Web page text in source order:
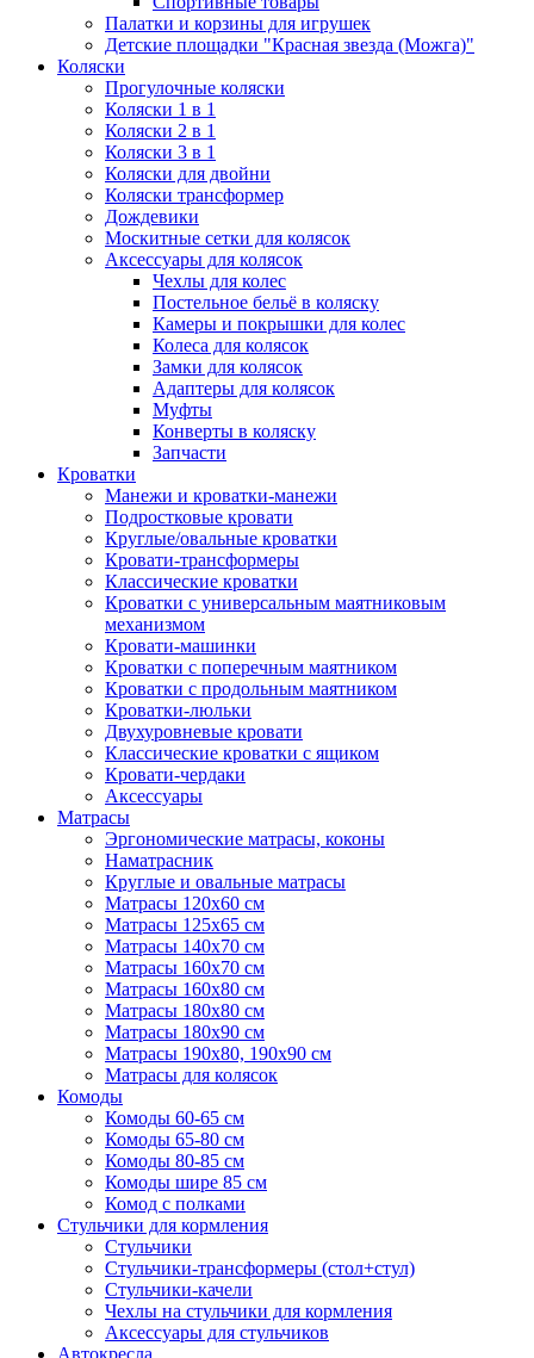
Палатки и корзины для игрушек
Детские площадки "Красная звезда (Можга)"
Коляски
Прогулочные коляски
Коляски 1 в 1
Коляски 2 в 1
Коляски 3 в 1
Коляски для двойни
Коляски трансформер
Дождевики
Москитные сетки для колясок
Аксессуары для колясок
Чехлы для колес
Постельное бельё в коляску
Камеры и покрышки для колес
Колеса для колясок
Замки для колясок
Адаптеры для колясок
Муфты
Конверты в коляску
Запчасти
Кроватки
Манежи и кроватки-манежи
Подростковые кровати
Круглые/овальные кроватки
Кровати-трансформеры
Классические кроватки
Кроватки с универсальным маятниковым
механизмом
Кровати-машинки
Кроватки с поперечным маятником
Кроватки с продольным маятником
Кроватки-люльки
Двухуровневые кровати
Классические кроватки с ящиком
Кровати-чердаки
Аксессуары
Матрасы
Эргономические матрасы, коконы
Наматрасник
Круглые и овальные матрасы
Матрасы 120х60 см
Матрасы 125х65 см
Матрасы 140х70 см
Матрасы 160х70 см
Матрасы 160х80 см
Матрасы 180х80 см
Матрасы 180х90 см
Матрасы 190х80, 190х90 см
Матрасы для колясок
Комоды
Комоды 60-65 см
Комоды 65-80 см
Комоды 80-85 см
Комоды шире 85 см
Комод с полками
Стульчики для кормления
Стульчики
Стульчики-трансформеры (стол+стул)
Стульчики-качели
Чехлы на стульчики для кормления
Аксессуары для стульчиков
Автокресла